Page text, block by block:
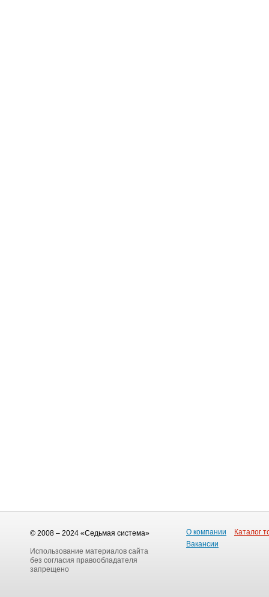
© 2008 – 2024 «Седьмая система»
Использование материалов сайта
без согласия правообладателя
запрещено
О компании
Каталог
Вакансии